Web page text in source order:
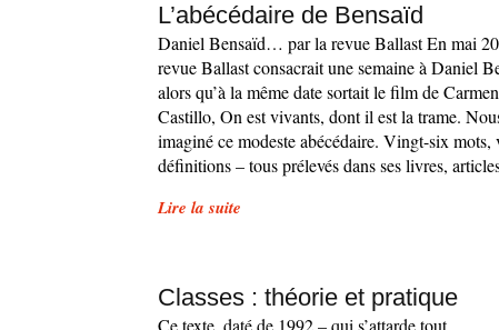
L’abécédaire de Bensaïd
Daniel Bensaïd… par la revue Ballast En mai
revue Ballast consacrait une semaine à Daniel
alors qu’à la même date sortait le film de Carmen
Castillo, On est vivants, dont il est la trame.
imaginé ce modeste abécédaire. Vingt-six mots,
définitions – tous prélevés dans ses livres,
Lire la suite
Classes : théorie et pratique
Ce texte, daté de 1992 – qui s’attarde tout